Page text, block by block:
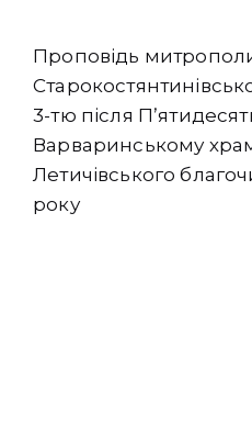
Проповідь
3-тю після
Варваринському
Летичівського
року